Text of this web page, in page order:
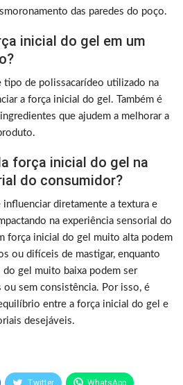
das paredes do poço.
inicial do gel em um
tipo de polissacarídeo utilizado na
a força inicial do gel. Também é
que ajudem a melhorar a
força inicial do gel na
do consumidor?
diretamente a textura e
na experiência sensorial do
força inicial do gel muito alta podem
ou difíceis de mastigar, enquanto
gel muito baixa podem ser
ou sem consistência. Por isso, é
entre a força inicial do gel e
desejáveis.
Twitter WhatsApp